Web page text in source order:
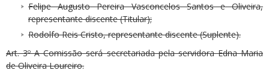
Felipe Augusto Pereira Vasconcelos Santos e Oliveira,
representante discente (Titular);
Rodolfo Reis Cristo, representante discente (Suplente).
Art. 3º A Comissão será secretariada pela servidora Edna Maria
de Oliveira Loureiro.